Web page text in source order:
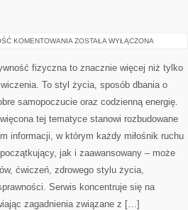
KOMENTOWANIA SPRZĘT
ZOSTAŁA WYŁĄCZONA
fizyczna to znacznie więcej niż tylko
To styl życia, sposób dbania o
samopoczucie oraz codzienną energię.
tej tematyce stanowi rozbudowane
informacji, w którym każdy miłośnik ruchu
jak i zaawansowany – może
ćwiczeń, zdrowego stylu życia,
Serwis koncentruje się na
zagadnienia związane z […]